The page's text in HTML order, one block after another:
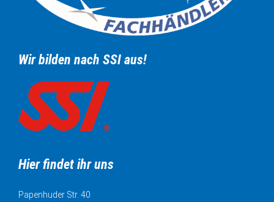
Wir bilden nach SSI aus!
Hier findet ihr uns
Papenhuder Str. 40